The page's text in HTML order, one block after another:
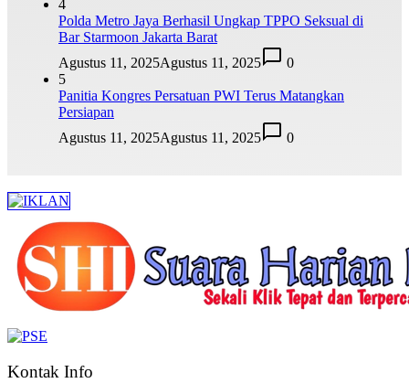
4
Polda Metro Jaya Berhasil Ungkap TPPO Seksual di
Bar Starmoon Jakarta Barat
Agustus 11, 2025Agustus 11, 2025
0
5
Panitia Kongres Persatuan PWI Terus Matangkan
Persiapan
Agustus 11, 2025Agustus 11, 2025 0
Kontak Info